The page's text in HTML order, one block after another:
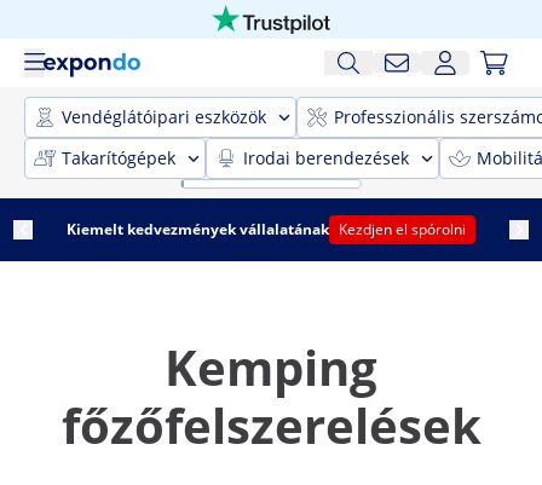
Vendéglátóipari eszközök
Professzionális
Takarítógépek
Irodai berendezések
Kiemelt kedvezmények vállalatának Kezdjen el spórolni
Kemping
főzőfelszerelések